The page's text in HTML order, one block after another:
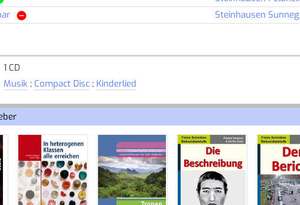
Steinhausen
1 CD
Musik ; Compact Disc; Kinderlied